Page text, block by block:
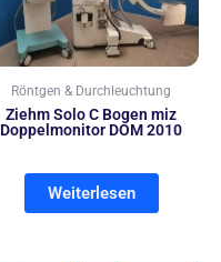
Röntgen & Durchleuchtung
Ziehm Solo C Bogen miz
Doppelmonitor DOM 2010
Weiterlesen